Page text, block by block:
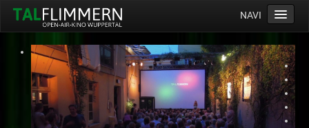
NAVI
Home
Programm
Service
Ticketinfos